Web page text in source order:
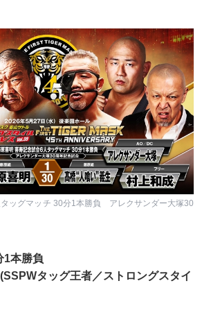
ッグマッチ 30分1本勝負 アレクサンダー大塚30
1本勝負
タッグ王者／ストロングスタイ